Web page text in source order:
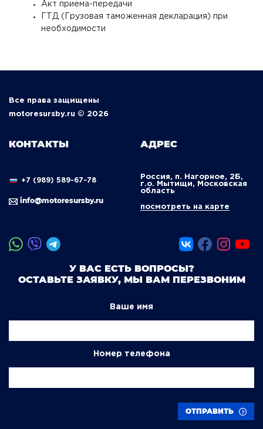
Акт приема-передачи
ГТД (Грузовая таможенная декларация) при
необходимости
Все права защищены
motoresursby.ru © 2026
КОНТАКТЫ
+7 (989) 589-67-78
info@motoresursby.ru
АДРЕС
Россия, п. Нагорное, 2Б,
г.о. Мытищи, Московская
область
посмотреть на карте
У ВАС ЕСТЬ ВОПРОСЫ?
ОСТАВЬТЕ ЗАЯВКУ, МЫ ВАМ ПЕРЕЗВОНИМ
Ваше имя
Номер телефона
ОТПРАВИТЬ